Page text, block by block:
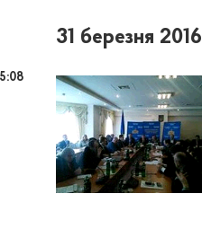
31 березня 2016